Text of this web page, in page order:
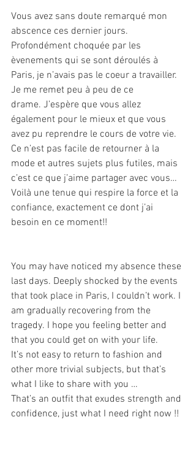
Vous avez sans doute remarqué mon
abscence ces dernier jours.
Profondément choquée par les
èvenements qui se sont déroulés à
Paris, je n’avais pas le coeur a travailler.
Je me remet peu à peu de ce
drame. J’espère que vous allez
également pour le mieux et que vous
avez pu reprendre le cours de votre vie.
Ce n’est pas facile de retourner à la
mode et autres sujets plus futiles, mais
c’est ce que j’aime partager avec vous…
Voilà une tenue qui respire la force et la
confiance, exactement ce dont j’ai
besoin en ce moment!!
You may have noticed my absence these
last days. Deeply shocked by the events
that took place in Paris, I couldn’t work. I
am gradually recovering from the
tragedy. I hope you feeling better and
that you could get on with your life.
It’s not easy to return to fashion and
other more trivial subjects, but that’s
what I like to share with you …
That’s an outfit that exudes strength and
confidence, just what I need right now !!